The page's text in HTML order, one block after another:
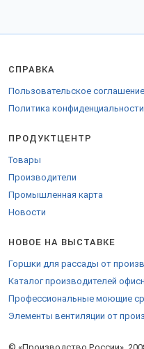
СПРАВКА
Пользовательское соглашение
Политика конфиденциальности
ПРОДУКТЦЕНТР
Товары
Производители
Промышленная карта
Новости
НОВОЕ НА ВЫСТАВКЕ
Горшки для рассады от
Каталог производителей
Элементы вентиляции от